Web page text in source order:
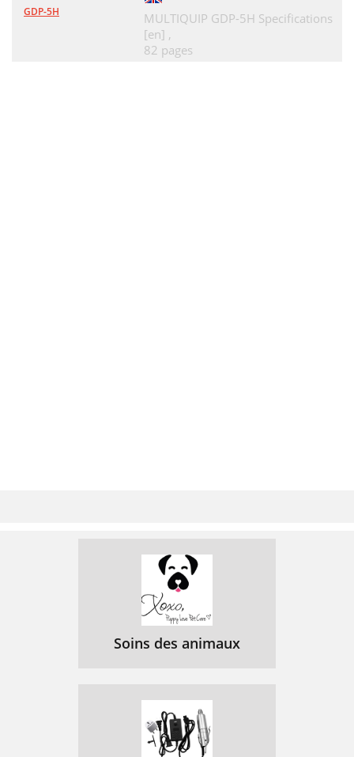
GDP-5H
MULTIQUIP GDP-5H Specifications
[en] ,
82 pages
Soins des animaux